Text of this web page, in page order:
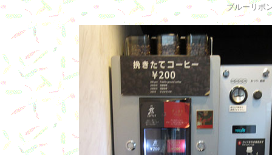
ブルーリボ